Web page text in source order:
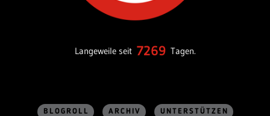
Langeweile seit 7269 Tagen.
BLOGROLL ARCHIV UNTERSTÜTZEN